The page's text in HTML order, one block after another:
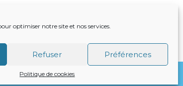
optimiser notre site et nos services.
Refuser Préférences
Politique de cookies
VIE DU CABINET CONTACT